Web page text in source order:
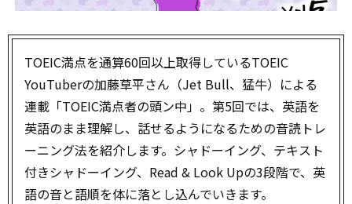
TOEIC満点を通算60回以上取得しているTOEIC
YouTuberの加藤草平さん（Jet Bull、猛牛）による
連載「TOEIC満点者の頭ン中」。第5回では、英語を
英語のまま理解し、話せるようになるための音読トレ
ーニング法を紹介します。シャドーイング、テキスト
付きシャドーイング、Read & Look Upの3段階で、英
語の音と語順を体に落とし込んでいきます。